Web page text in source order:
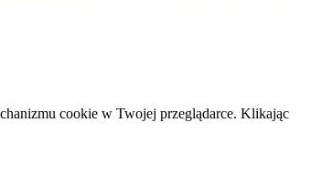
cookie w Twojej przeglądarce. Klikając